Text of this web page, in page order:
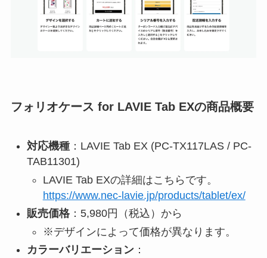
フォリオケース for LAVIE Tab EXの商品概要
対応機種：LAVIE Tab EX (PC-TX117LAS / PC-
TAB11301)
LAVIE Tab EXの詳細はこちらです。
https://www.nec-lavie.jp/products/tablet/ex/
販売価格：5,980円（税込）から
※デザインによって価格が異なります。
カラーバリエーション：